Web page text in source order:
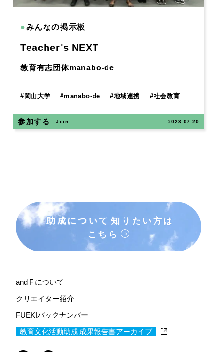
●みんなの掲示板
Teacher’s NEXT
教育有志団体manabo-de
#岡山大学 #manabo-de #地域連携 #社会教育
参加する Join 2023.07.20
助成について 知りたい方は
こちら
and F について
クリエイター紹介
FUEKIバックナンバー
教育文化活動助成 成果報告書アーカイブ